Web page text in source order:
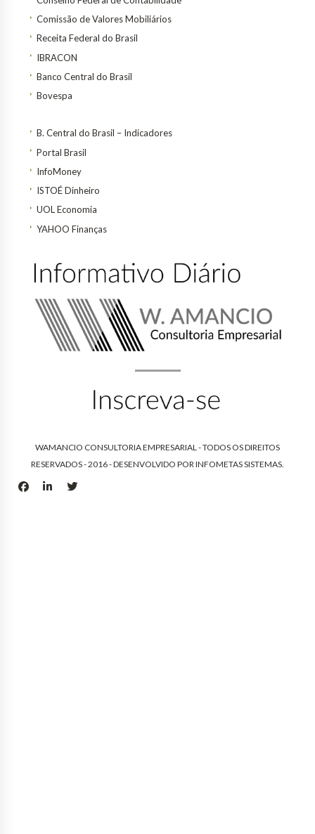
Comissão de Valores Mobiliários
Receita Federal do Brasil
IBRACON
Banco Central do Brasil
Bovespa
B. Central do Brasil – Indicadores
Portal Brasil
InfoMoney
ISTOÉ Dinheiro
UOL Economia
YAHOO Finanças
WAMANCIO CONSULTORIA EMPRESARIAL - TODOS OS DIREITOS
RESERVADOS - 2016 - DESENVOLVIDO POR INFOMETAS SISTEMAS